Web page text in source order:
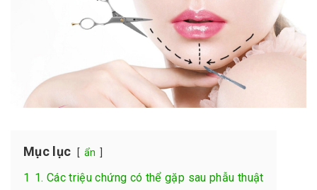
Mục lục ẩn
1 1. Các triệu chứng có thể gặp sau phẫu thuật